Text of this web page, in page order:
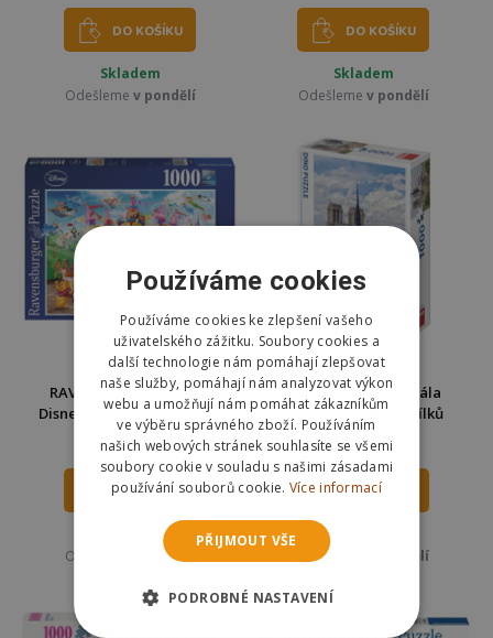
DO KOŠÍKU
Skladem
Odešleme v pondělí
DO KOŠÍKU
Skladem
Odešleme v pondělí
RAVENSBURGER Puzzle
Disney karneval 1000 dílků
289 Kč 359 Kč
DO KOŠÍKU
Odešleme
v pondělí
Dino Puzzle Katedrála
Notre-Dame 1000 dílků
253 Kč 350 Kč
DO KOŠÍKU
Odešleme
v pondělí
Používáme cookies
Používáme cookies ke zlepšení vašeho
uživatelského zážitku. Soubory cookies a
další technologie nám pomáhají zlepšovat
naše služby, pomáhají nám analyzovat výkon
webu a umožňují nám pomáhat zákazníkům
ve výběru správného zboží. Používáním
našich webových stránek souhlasíte se všemi
soubory cookie v souladu s našimi zásadami
používání souborů cookie. Více informací
PŘIJMOUT VŠE
PODROBNÉ NASTAVENÍ